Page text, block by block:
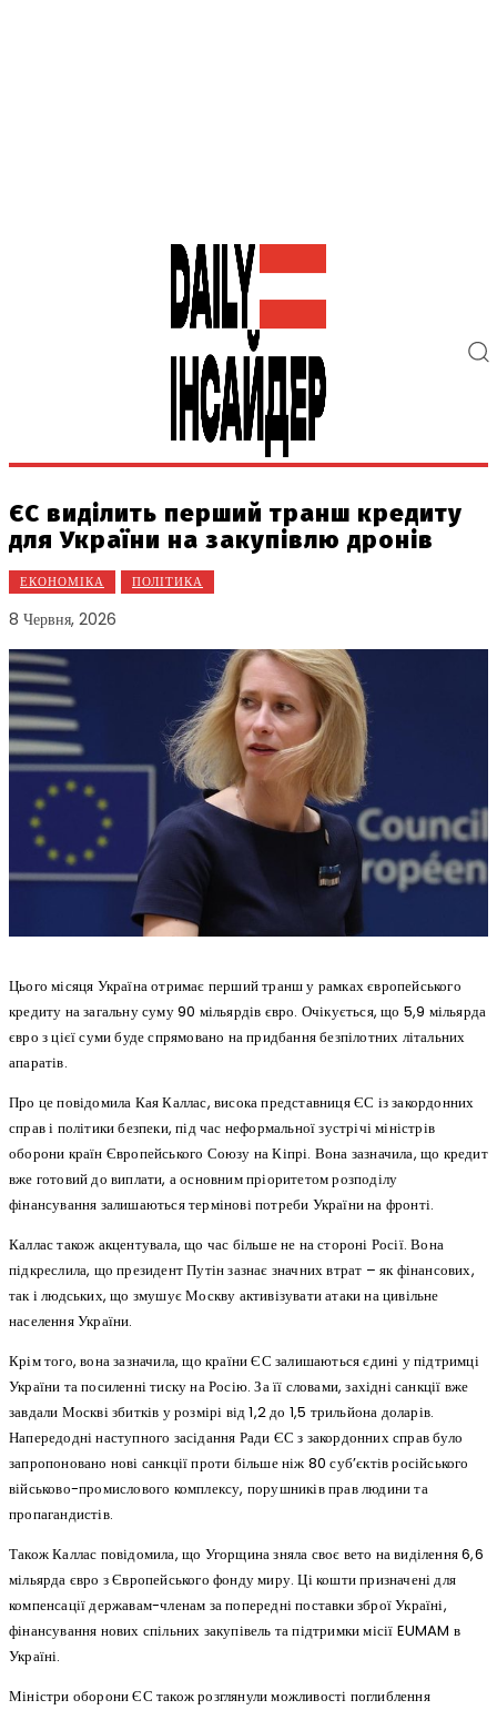
ЄС виділить перший транш кредиту
для України на закупівлю дронів
ЕКОНОМІКА ПОЛІТИКА
8 Червня, 2026
Цього місяця Україна отримає перший транш у рамках європейського
кредиту на загальну суму 90 мільярдів євро. Очікується, що 5,9 мільярда
євро з цієї суми буде спрямовано на придбання безпілотних літальних
апаратів.
Про це повідомила Кая Каллас, висока представниця ЄС із закордонних
справ і політики безпеки, під час неформальної зустрічі міністрів
оборони країн Європейського Союзу на Кіпрі. Вона зазначила, що кредит
вже готовий до виплати, а основним пріоритетом розподілу
фінансування залишаються термінові потреби України на фронті.
Каллас також акцентувала, що час більше не на стороні Росії. Вона
підкреслила, що президент Путін зазнає значних втрат – як фінансових,
так і людських, що змушує Москву активізувати атаки на цивільне
населення України.
Крім того, вона зазначила, що країни ЄС залишаються єдині у підтримці
України та посиленні тиску на Росію. За її словами, західні санкції вже
завдали Москві збитків у розмірі від 1,2 до 1,5 трильйона доларів.
Напередодні наступного засідання Ради ЄС з закордонних справ було
запропоновано нові санкції проти більше ніж 80 суб’єктів російського
військово-промислового комплексу, порушників прав людини та
пропагандистів.
Також Каллас повідомила, що Угорщина зняла своє вето на виділення 6,6
мільярда євро з Європейського фонду миру. Ці кошти призначені для
компенсації державам-членам за попередні поставки зброї Україні,
фінансування нових спільних закупівель та підтримки місії EUMAM в
Україні.
Міністри оборони ЄС також розглянули можливості поглиблення